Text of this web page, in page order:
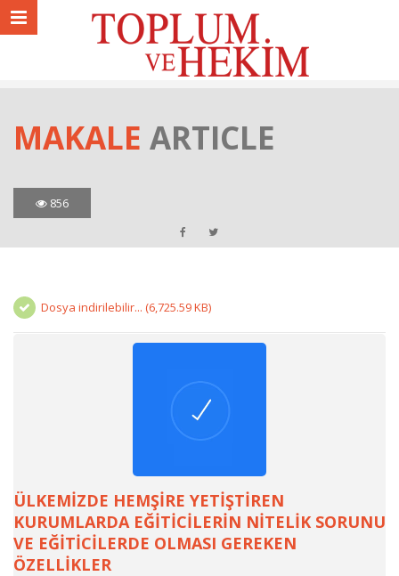
MAKALE ARTICLE
856
Dosya indirilebilir... (6,725.59 KB)
ÜLKEMİZDE HEMŞİRE YETİŞTİREN
KURUMLARDA EĞİTİCİLERİN NİTELİK SORUNU
VE EĞİTİCİLERDE OLMASI GEREKEN
ÖZELLİKLER